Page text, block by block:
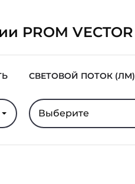
PROM VECTOR
СВЕТОВОЙ ПОТОК (ЛМ)
Выберите